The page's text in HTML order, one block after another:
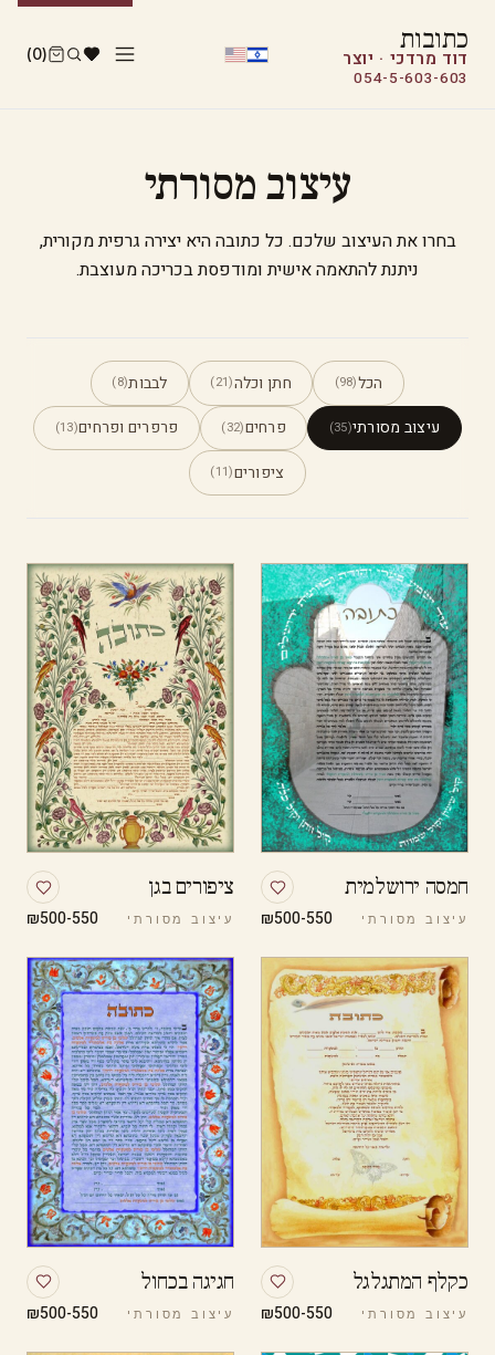
כתובות
דוד מרדכי · יוצר
054-5-603-603
(0)
עיצוב מסורתי
בחרו את העיצוב שלכם. כל כתובה היא יצירה גרפית מקורית,
ניתנת להתאמה אישית ומודפסת בכריכה מעוצבת.
הכל(98) חתן וכלה(21) לבבות(8)
עיצוב מסורתי(35) פרחים(32) פרפרים ופרחים(13)
ציפורים(11)
חמסה ירושלמית
עיצוב מסורתי ₪500-550
ציפורים בגן
עיצוב מסורתי ₪500-550
כקלף המתגלגל
עיצוב מסורתי ₪500-550
חגיגה בכחול
עיצוב מסורתי ₪500-550